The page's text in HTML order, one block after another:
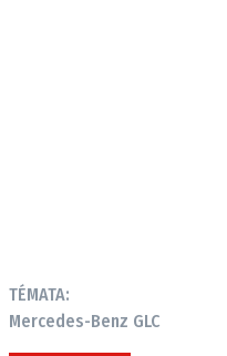
TÉMATA:
Mercedes-Benz GLC